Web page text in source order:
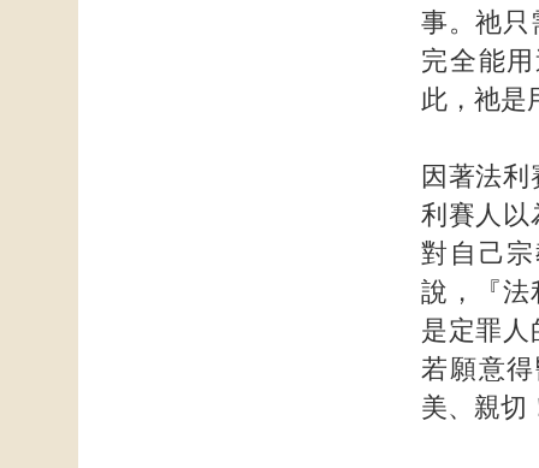
事。祂只
完全能
此，祂是
因著法
利賽人以
對自己
說，『法
是定罪人
若願意
美、親切